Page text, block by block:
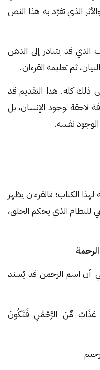
الذي تفرّد به هذا النص
الذي قد يتبادر إلى الذهن
ثم تعليمه القرءان.
ذلك كله. هذا التقديم قد
لاحقة لوجود الإنسان، بل
نفسه.
الكتاب؛ فالقرءان يظهر
للنظام الذي يحكم الخلق،
أن اسم الرحمن قد يُسند
مِّنَ الرَّحْمَٰنِ فَتَكُونَ